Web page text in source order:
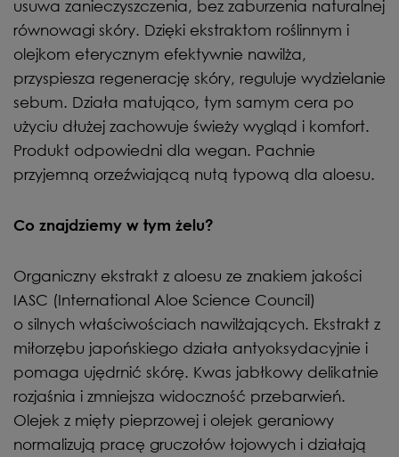
usuwa zanieczyszczenia, bez zaburzenia naturalnej
równowagi skóry. Dzięki ekstraktom roślinnym i
olejkom eterycznym efektywnie nawilża,
przyspiesza regenerację skóry, reguluje wydzielanie
sebum. Działa matująco, tym samym cera po
użyciu dłużej zachowuje świeży wygląd i komfort.
Produkt odpowiedni dla wegan. Pachnie
przyjemną orzeźwiającą nutą typową dla aloesu.
Co znajdziemy w tym żelu?
Organiczny ekstrakt z aloesu ze znakiem jakości
IASC (International Aloe Science Council)
o silnych właściwościach nawilżających. Ekstrakt z
miłorzębu japońskiego działa antyoksydacyjnie i
pomaga ujędrnić skórę. Kwas jabłkowy delikatnie
rozjaśnia i zmniejsza widoczność przebarwień.
Olejek z mięty pieprzowej i olejek geraniowy
normalizują pracę gruczołów łojowych i działają